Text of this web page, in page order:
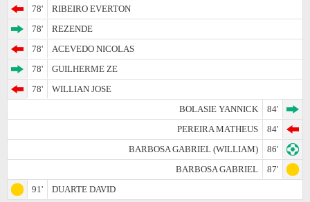
78'
RIBEIRO EVERTON
78'
REZENDE
78'
ACEVEDO NICOLAS
78'
GUILHERME ZE
78'
WILLIAN JOSE
BOLASIE YANNICK
84'
PEREIRA MATHEUS
84'
BARBOSA GABRIEL (WILLIAM)
86'
BARBOSA GABRIEL
87'
91'
DUARTE DAVID